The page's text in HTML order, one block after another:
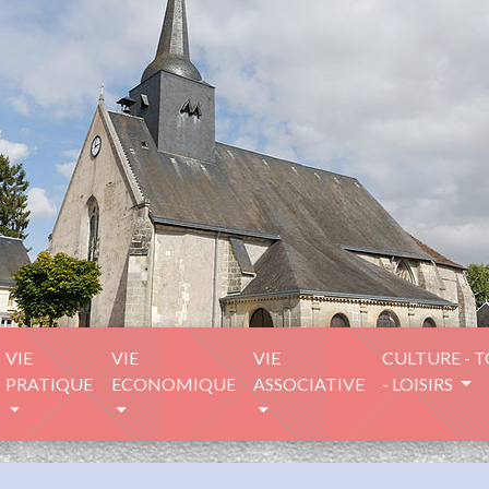
VIE
PRATIQUE
VIE
ECONOMIQUE
VIE
ASSOCIATIVE
CULTURE -
- LOISIRS